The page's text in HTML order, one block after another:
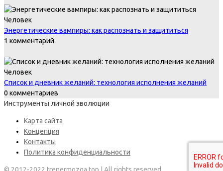
Человек
Энергетические вампиры: как распознать и защититься
1 комментарий
Человек
Список и дневник желаний: технология исполнения желаний
0 комментариев
Инструменты личной эволюции
Карта сайта
Концепция
Контакты
Политика конфиденциальности
© 2012-2022 trenermozga.top | All rights reserved.